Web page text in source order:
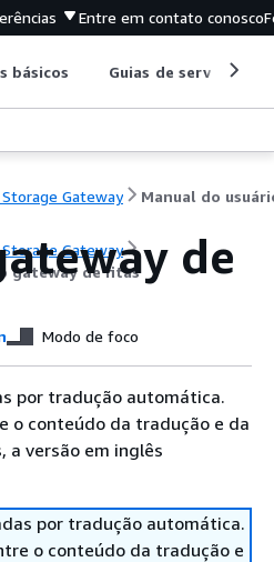
Entre em contato conosco
básicos Guias de serviço
Storage Gateway
Storage Gateway
gateway de fitas
de
Modo de foco
por tradução automática.
o conteúdo da tradução e da
a versão em inglês
por tradução automática.
o conteúdo da tradução e